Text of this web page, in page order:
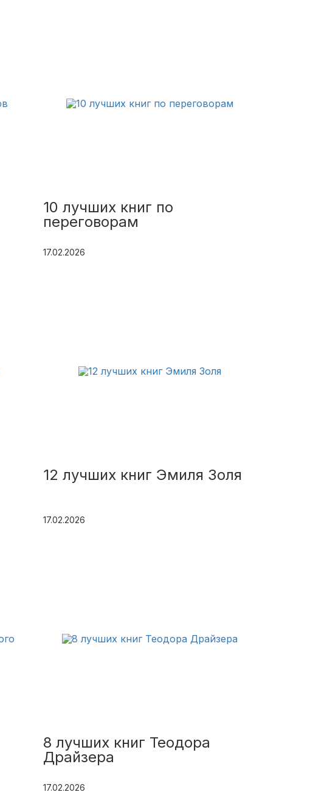
10 лучших книг по
переговорам
17.02.2026
12 лучших книг Эмиля Золя
17.02.2026
8 лучших книг Теодора
Драйзера
17.02.2026